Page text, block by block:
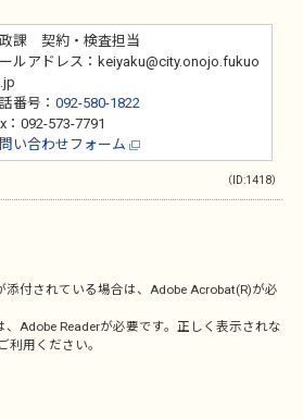
課 契約・検査担当
ルアドレス：keiyaku@city.onojo.fukuo
番号： 092-580-1822
：092-573-7791
い合わせフォーム
（ID:1418）
添付されている場合は、Adobe Acrobat(R)が必
、Adobe Readerが必要です。正しく表示されな
利用ください。